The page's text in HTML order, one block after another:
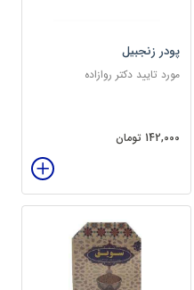
پودر زنجبیل
مورد تایید دکتر روازاده
142,000 تومان